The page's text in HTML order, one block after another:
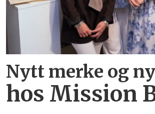
Nytt merke og
hos Mission